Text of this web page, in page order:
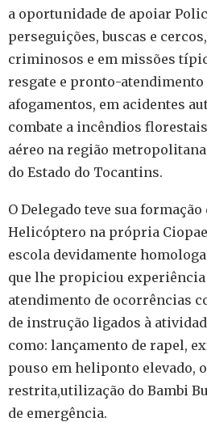
a oportunidade de apoiar
perseguições, buscas e
criminosos e em missões
resgate e pronto-atendimento
afogamentos, em acidentes
combate a incêndios
aéreo na região
do Estado do Tocantins.
O Delegado teve sua
Helicóptero na própria
escola devidamente
que lhe propiciou experiência
atendimento de ocorrências
de instrução ligados à
como: lançamento de rapel,
pouso em heliponto elevado,
restrita,utilização do Bambi
de emergência.